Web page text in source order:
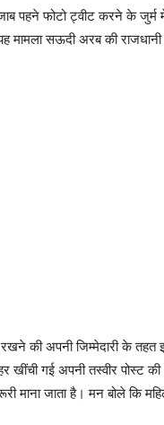
पहने फोटो ट्वीट करने के जुर्म
सऊदी अरब की राजधानी
की अपनी जिम्मेदारी के तहत
खींची गई अपनी तस्वीर पोस्ट
माना जाता है। मन बोले कि